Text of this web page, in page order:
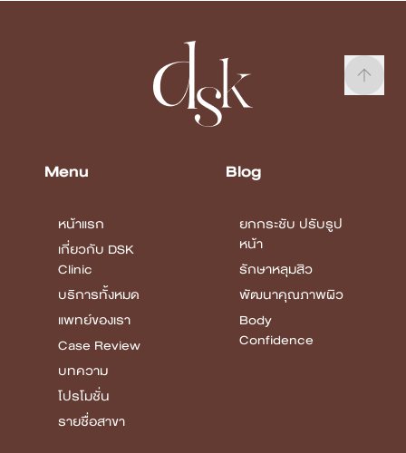
Menu
หน้าแรก
เกี่ยวกับ DSK
Clinic
บริการทั้งหมด
แพทย์ของเรา
Case Review
บทความ
โปรโมชั่น
รายชื่อสาขา
Blog
ยกกระชับ ปรับรูป
หน้า
รักษาหลุมสิว
พัฒนาคุณภาพผิว
Body
Confidence